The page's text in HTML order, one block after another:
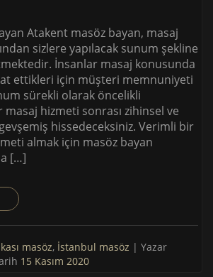
Atakent masöz bayan, masaj
sizlere yapılacak sunum şekline
İnsanlar masaj konusunda
ettikleri için müşteri memnuniyeti
sürekli olarak öncelikli
masaj hizmeti sonrası zihinsel ve
hissedeceksiniz. Verimli bir
almak için masöz bayan
[…]
masöz, İstanbul masöz | Yazar
15 Kasım 2020